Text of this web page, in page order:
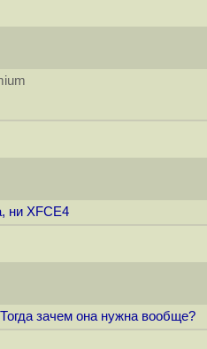
ни XFCE4
зачем она нужна вообще?